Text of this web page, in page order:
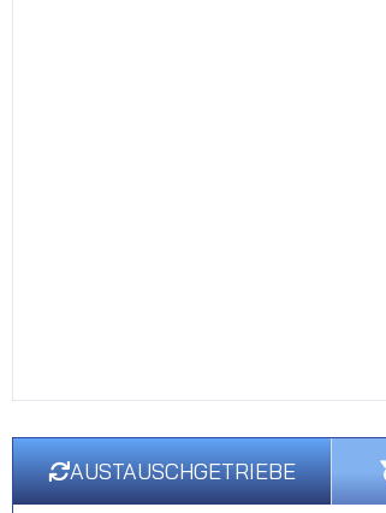
AUSTAUSCHGETRIEBE